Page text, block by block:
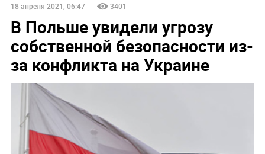
18 апреля 2021, 06:47 3401
В Польше увидели угрозу
собственной безопасности из-
за конфликта на Украине